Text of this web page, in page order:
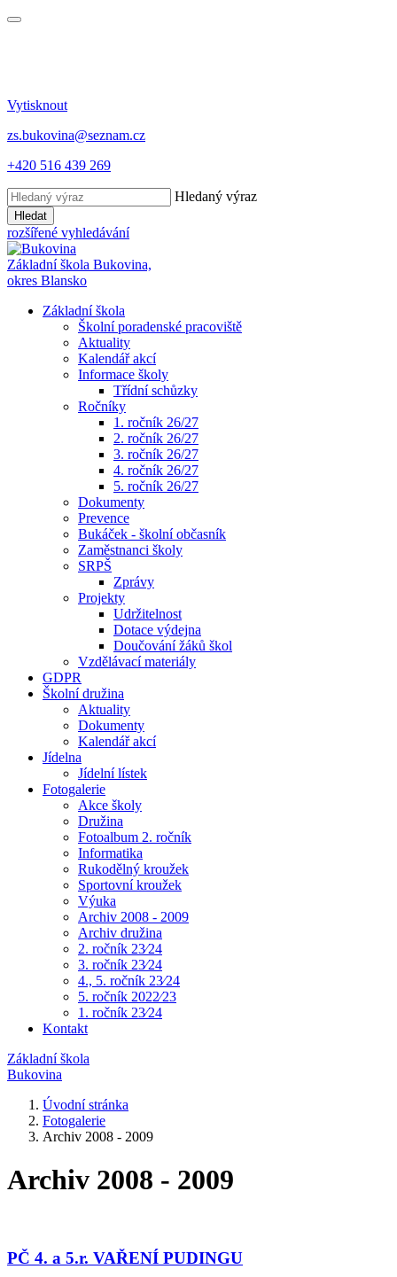
Vytisknout
zs.bukovina@seznam.cz
+420 516 439 269
Hledaný výraz
Hledat
rozšířené vyhledávání
Základní škola Bukovina,
okres Blansko
Základní škola
Školní poradenské pracoviště
Aktuality
Kalendář akcí
Informace školy
Třídní schůzky
Ročníky
1. ročník 26/27
2. ročník 26/27
3. ročník 26/27
4. ročník 26/27
5. ročník 26/27
Dokumenty
Prevence
Bukáček - školní občasník
Zaměstnanci školy
SRPŠ
Zprávy
Projekty
Udržitelnost
Dotace výdejna
Doučování žáků škol
Vzdělávací materiály
GDPR
Školní družina
Aktuality
Dokumenty
Kalendář akcí
Jídelna
Jídelní lístek
Fotogalerie
Akce školy
Družina
Fotoalbum 2. ročník
Informatika
Rukodělný kroužek
Sportovní kroužek
Výuka
Archiv 2008 - 2009
Archiv družina
2. ročník 23⁄24
3. ročník 23⁄24
4., 5. ročník 23⁄24
5. ročník 2022⁄23
1. ročník 23⁄24
Kontakt
Základní škola
Bukovina
Úvodní stránka
Fotogalerie
Archiv 2008 - 2009
Archiv 2008 - 2009
PČ 4. a 5.r. VAŘENÍ PUDINGU